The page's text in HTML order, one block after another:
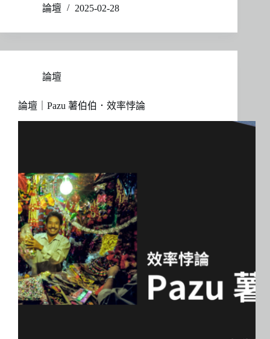
論壇
2025-02-28
論壇
論壇｜Pazu 薯伯伯．效率悖論